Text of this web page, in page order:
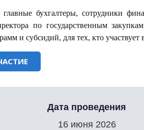
главные бухгалтеры, сотрудники
по государственным
и субсидий, для тех, кто
Дата проведения
16 июня 2026